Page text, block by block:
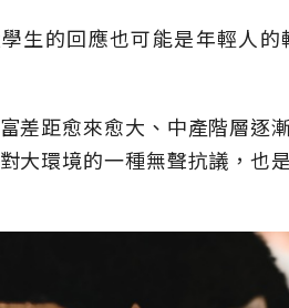
生的回應也可能是年輕人
差距愈來愈大、中產階層逐
大環境的一種無聲抗議，也